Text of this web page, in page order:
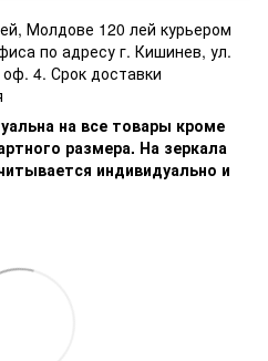
Молдове 120 лей курьером
по адресу г. Кишинев, ул.
4. Срок доставки
на все товары кроме
размера. На зеркала
индивидуально и